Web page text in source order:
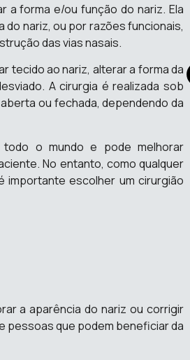
a forma e/ou função do nariz. Ela
nariz, ou por razões funcionais,
das vias nasais.​
tecido ao nariz, alterar a forma da
A cirurgia é realizada sob
ou fechada, dependendo da
o mundo e pode melhorar
No entanto, como qualquer
importante escolher um cirurgião
a aparência do nariz ou corrigir
pessoas que podem beneficiar da